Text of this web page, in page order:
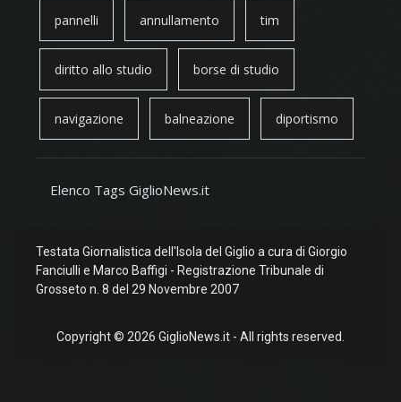
pannelli annullamento tim
diritto allo studio borse di studio
navigazione balneazione diportismo
Elenco Tags GiglioNews.it
Testata Giornalistica dell'Isola del Giglio a cura di Giorgio
Fanciulli e Marco Baffigi - Registrazione Tribunale di
Grosseto n. 8 del 29 Novembre 2007
Copyright © 2026 GiglioNews.it - All rights reserved.